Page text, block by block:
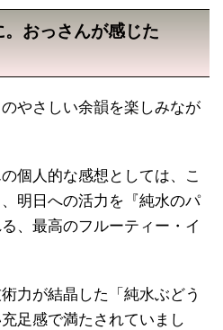
おっさんが感じた
やさしい余韻を楽しみなが
個人的な感想としては、こ
明日への活力を『純水のパ
、最高のフルーティー・イ
力が結晶した「純水ぶどう
足感で満たされていまし